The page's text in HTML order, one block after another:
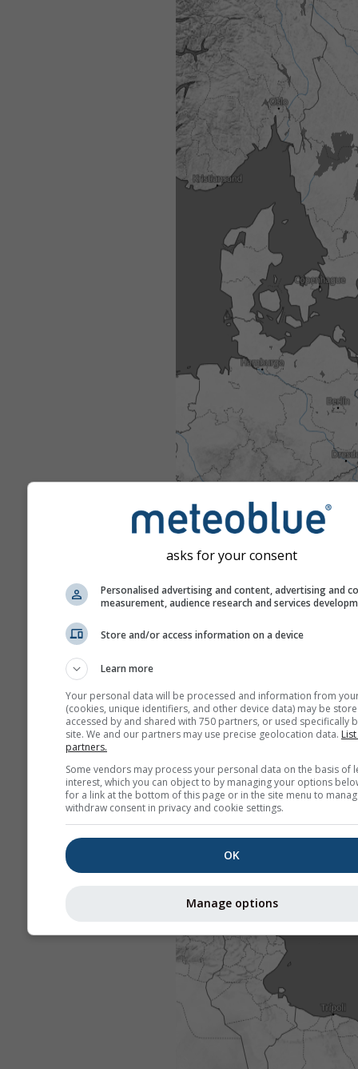
asks for your consent
Personalised advertising and content, advertising and
measurement, audience research and services
Store and/or access information on a device
Learn more
Your personal data will be processed and information from
(cookies, unique identifiers, and other device data) may be
accessed by and shared with 750 partners, or used specifically
site. We and our partners may use precise geolocation data.
partners.
Some vendors may process your personal data on the basis of
interest, which you can object to by managing your options
for a link at the bottom of this page or in the site menu to
withdraw consent in privacy and cookie settings.
OK
Manage options